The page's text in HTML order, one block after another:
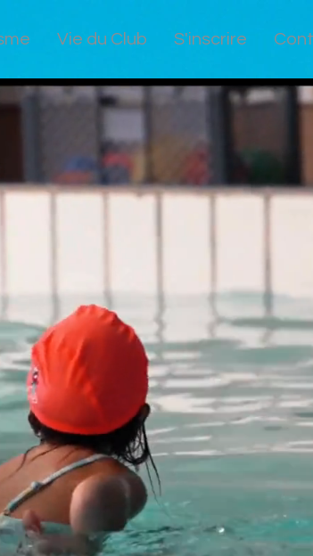
Vie du Club S'inscrire